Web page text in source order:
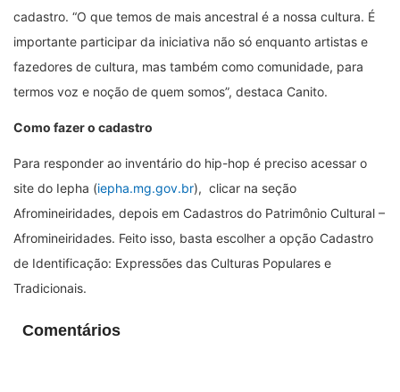
cadastro. “O que temos de mais ancestral é a nossa cultura. É
importante participar da iniciativa não só enquanto artistas e
fazedores de cultura, mas também como comunidade, para
termos voz e noção de quem somos”, destaca Canito.
Como fazer o cadastro
Para responder ao inventário do hip-hop é preciso acessar o
site do Iepha (iepha.mg.gov.br), clicar na seção
Afromineiridades, depois em Cadastros do Patrimônio Cultural –
Afromineiridades. Feito isso, basta escolher a opção Cadastro
de Identificação: Expressões das Culturas Populares e
Tradicionais.
Comentários